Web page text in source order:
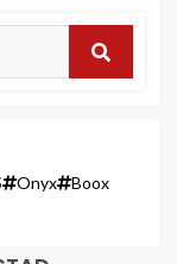
Onyx Boox